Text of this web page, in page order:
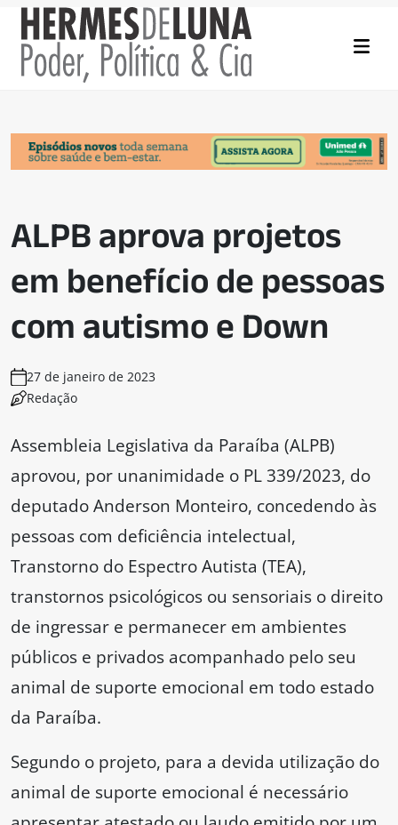
ALPB aprova projetos
em benefício de pessoas
com autismo e Down
27 de janeiro de 2023
Redação
Assembleia Legislativa da Paraíba (ALPB)
aprovou, por unanimidade o PL 339/2023, do
deputado Anderson Monteiro, concedendo às
pessoas com deficiência intelectual,
Transtorno do Espectro Autista (TEA),
transtornos psicológicos ou sensoriais o direito
de ingressar e permanecer em ambientes
públicos e privados acompanhado pelo seu
animal de suporte emocional em todo estado
da Paraíba.
Segundo o projeto, para a devida utilização do
animal de suporte emocional é necessário